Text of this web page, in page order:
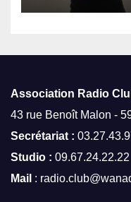
Association Radio
43 rue Benoît Malon -
Secrétariat :
Studio : 09.67.24.22.22
Mail :